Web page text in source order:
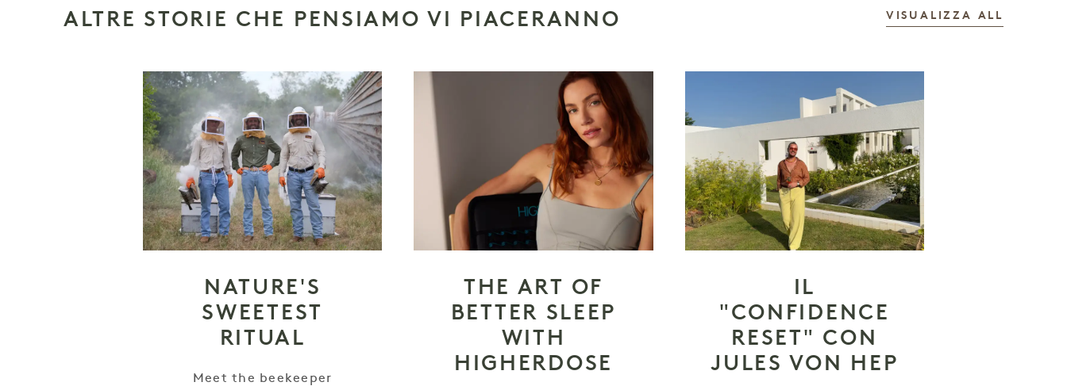
ALTRE STORIE CHE PENSIAMO VI PIACERANNO VISUALIZZA ALL
NATURE'S
SWEETEST
RITUAL
Meet the beekeeper
THE ART OF
BETTER SLEEP
WITH
HIGHERDOSE
IL
"CONFIDENCE
RESET" CON
JULES VON HEP